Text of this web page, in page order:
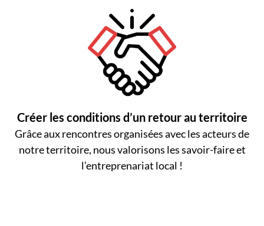
Créer les conditions d’un retour au territoire
Grâce aux rencontres organisées avec les acteurs de
notre territoire, nous valorisons les savoir-faire et
l’entreprenariat local !